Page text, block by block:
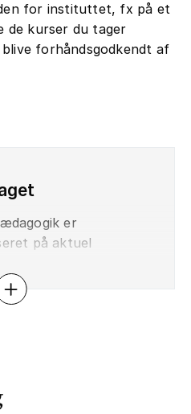
for instituttet, fx på et
de kurser du tager
forhåndsgodkendt af
er
på aktuel
i konkrete
Du bliver undervist
forskningen
uddannelse, læring
Åbn eller luk accordion